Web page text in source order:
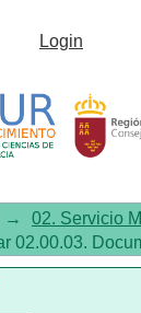
Login
→
02. Servicio
02.00.03.